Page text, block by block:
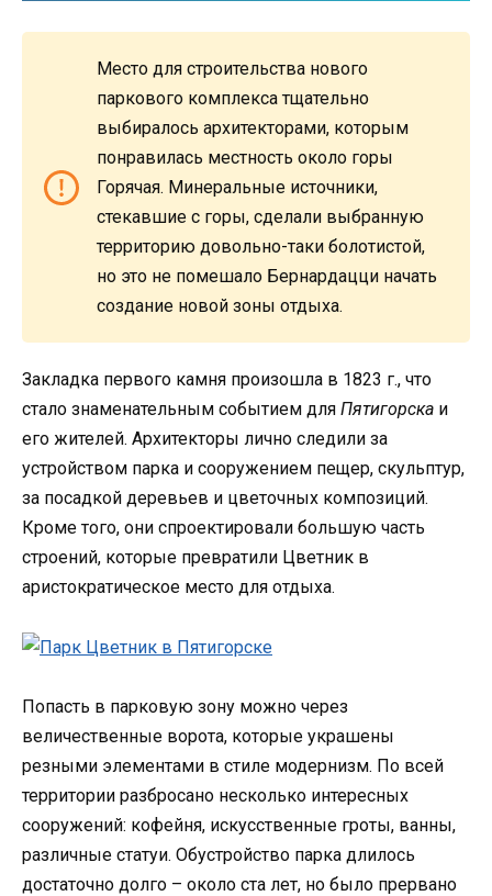
Место для строительства нового
паркового комплекса тщательно
выбиралось архитекторами, которым
понравилась местность около горы
Горячая. Минеральные источники,
стекавшие с горы, сделали выбранную
территорию довольно-таки болотистой,
но это не помешало Бернардацци начать
создание новой зоны отдыха.
Закладка первого камня произошла в 1823 г., что
стало знаменательным событием для Пятигорска и
его жителей. Архитекторы лично следили за
устройством парка и сооружением пещер, скульптур,
за посадкой деревьев и цветочных композиций.
Кроме того, они спроектировали большую часть
строений, которые превратили Цветник в
аристократическое место для отдыха.
Попасть в парковую зону можно через
величественные ворота, которые украшены
резными элементами в стиле модернизм. По всей
территории разбросано несколько интересных
сооружений: кофейня, искусственные гроты, ванны,
различные статуи. Обустройство парка длилось
достаточно долго – около ста лет, но было прервано